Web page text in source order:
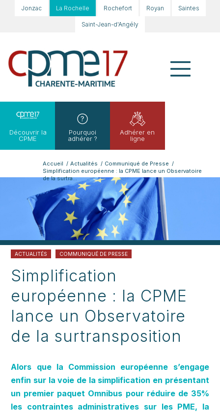
Jonzac La Rochelle Rochefort Royan Saintes
Saint-Jean-d'Angély
Découvrir la
CPME
Pourquoi
adhérer ?
Adhérer en
ligne
Accueil / Actualités / Communiqué de Presse /
Simplification européenne : la CPME lance un Observatoire
de la surtra...
ACTUALITÉS COMMUNIQUÉ DE PRESSE
Simplification
européenne : la CPME
lance un Observatoire
de la surtransposition
Alors que la Commission européenne s’engage
enfin sur la voie de la simplification en présentant
un premier paquet Omnibus pour réduire de 35%
les contraintes administratives sur les PME, la